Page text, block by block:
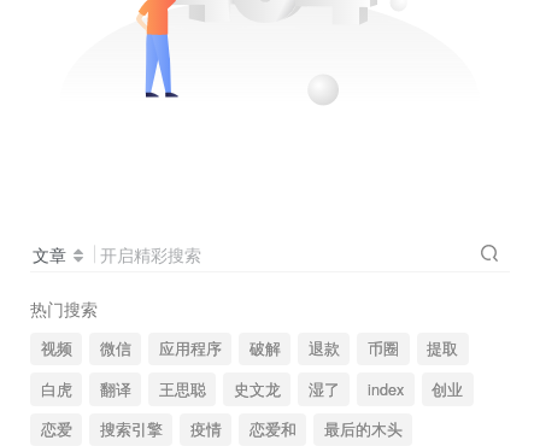
文章 开启精彩搜索
热门搜索
视频 微信 应用程序 破解 退款 币圈
提取
白虎
翻译 王思聪 史文龙 湿了 index
创业
恋爱
搜索引擎 疫情 恋爱和
最后的木头